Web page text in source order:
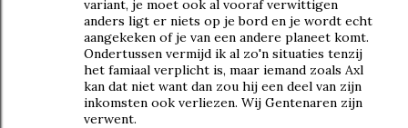
variant, je moet ook al vooraf verwittigen
anders ligt er niets op je bord en je wordt echt
aangekeken of je van een andere planeet komt.
Ondertussen vermijd ik al zo'n situaties tenzij
het famiaal verplicht is, maar iemand zoals Axl
kan dat niet want dan zou hij een deel van zijn
inkomsten ook verliezen. Wij Gentenaren zijn
verwent.